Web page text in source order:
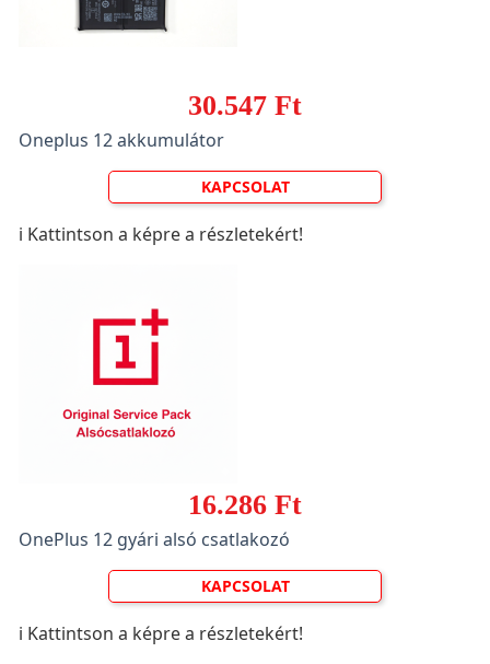
30.547 Ft
Oneplus 12 akkumulátor
KAPCSOLAT
ℹ️ Kattintson a képre a részletekért!
16.286 Ft
OnePlus 12 gyári alsó csatlakozó
KAPCSOLAT
ℹ️ Kattintson a képre a részletekért!